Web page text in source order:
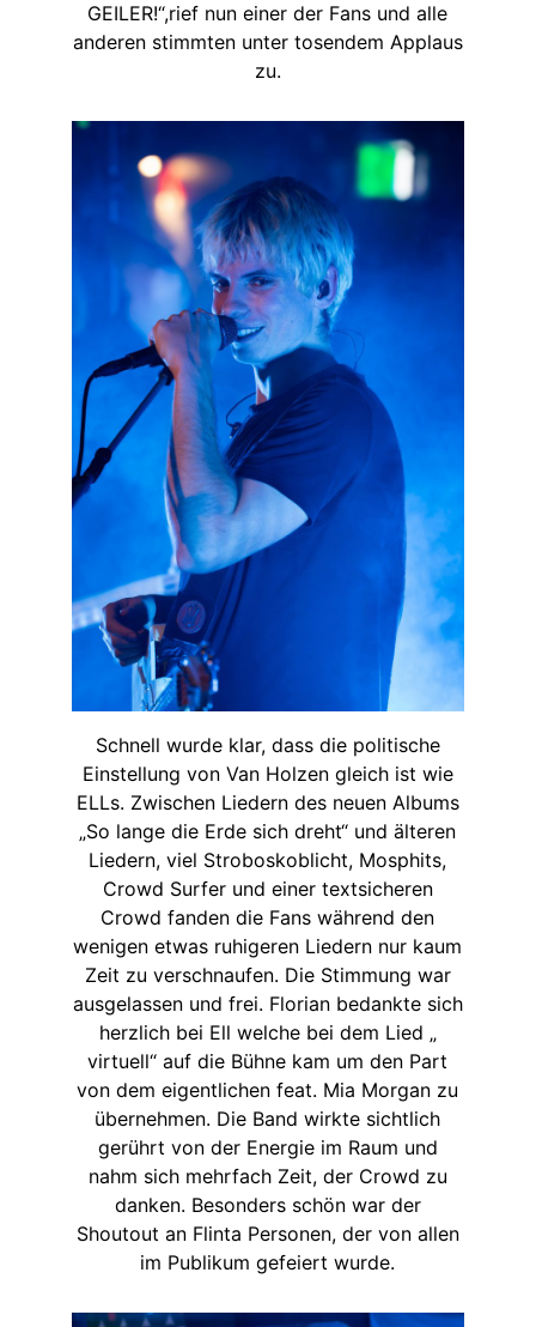
GEILER!“,rief nun einer der Fans und alle
anderen stimmten unter tosendem Applaus
zu.
Schnell wurde klar, dass die politische
Einstellung von Van Holzen gleich ist wie
ELLs. Zwischen Liedern des neuen Albums
„So lange die Erde sich dreht“ und älteren
Liedern, viel Stroboskoblicht, Mosphits,
Crowd Surfer und einer textsicheren
Crowd fanden die Fans während den
wenigen etwas ruhigeren Liedern nur kaum
Zeit zu verschnaufen. Die Stimmung war
ausgelassen und frei. Florian bedankte sich
herzlich bei Ell welche bei dem Lied „
virtuell“ auf die Bühne kam um den Part
von dem eigentlichen feat. Mia Morgan zu
übernehmen. Die Band wirkte sichtlich
gerührt von der Energie im Raum und
nahm sich mehrfach Zeit, der Crowd zu
danken. Besonders schön war der
Shoutout an Flinta Personen, der von allen
im Publikum gefeiert wurde.